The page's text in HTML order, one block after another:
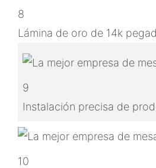
8
Lámina de oro de 14k
9
Instalación precisa de
10